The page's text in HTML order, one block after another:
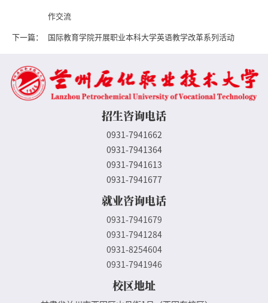
作交流
下一篇： 国际教育学院开展职业本科大学英语教学改革系列活动
招生咨询电话
0931-7941662
0931-7941364
0931-7941613
0931-7941677
就业咨询电话
0931-7941679
0931-7941284
0931-8254604
0931-7941946
校区地址